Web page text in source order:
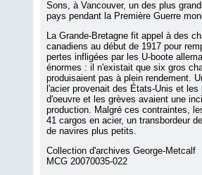
Sons, à Vancouver, un des plus
pays pendant la Première Guerre
La Grande-Bretagne fit appel à des
canadiens au début de 1917 pour
pertes infligées par les U-boote
énormes : il n'existait que six gros
produisaient pas à plein rendement.
l'acier provenait des États-Unis et les
d'oeuvre et les grèves avaient une
production. Malgré ces contraintes,
41 cargos en acier, un transbordeur
de navires plus petits.
Collection d'archives George-Metcalf
MCG 20070035-022